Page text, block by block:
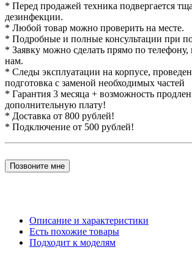
* Перед продажей техника подвергается
дезинфекции.
* Любой товар можно проверить на месте.
* Подробные и полные консультации при
* Заявку можно сделать прямо по телефону,
нам.
* Следы эксплуатации на корпусе,
подготовка с заменой необходимых частей
* Гарантия 3 месяца + возможность
дополнительную плату!
* Доставка от 800 рублей!
* Подключение от 500 рублей!
Позвоните мне
Описание и характеристики
Есть похожие товары
Подходит к моделям